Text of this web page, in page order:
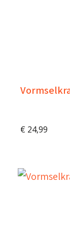
€ 24,99